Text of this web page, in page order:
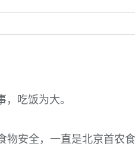
，吃饭为大。
物安全，一直是北京首农